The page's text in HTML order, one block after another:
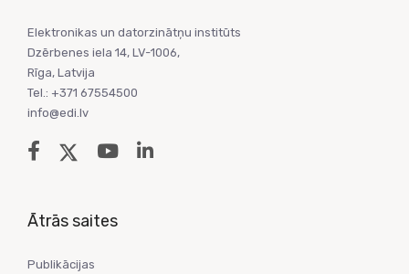
Elektronikas un datorzinātņu institūts
Dzērbenes iela 14, LV-1006,
Rīga, Latvija
Tel.: +371 67554500
info@edi.lv
Ātrās saites
Publikācijas